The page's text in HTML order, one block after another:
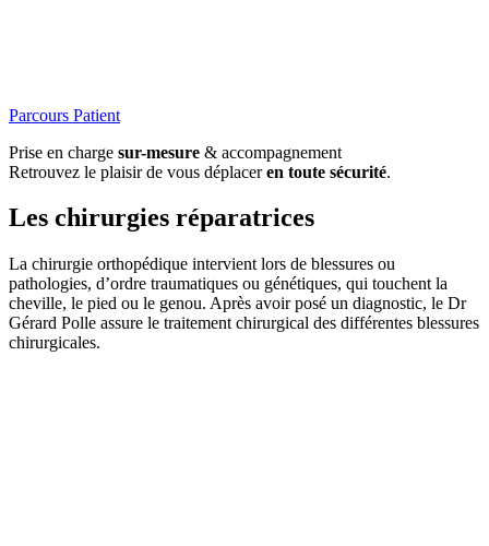
Parcours Patient
Prise en charge sur-mesure & accompagnement
Retrouvez le plaisir de vous déplaceren toute sécurité.
Les chirurgies réparatrices
La chirurgie orthopédique intervient lors de blessures ou
pathologies, d’ordre traumatiques ou génétiques, qui touchent la
cheville, le pied ou le genou. Après avoir posé un diagnostic, le Dr
Gérard Polle assure le traitement chirurgical des différentes blessures
chirurgicales.